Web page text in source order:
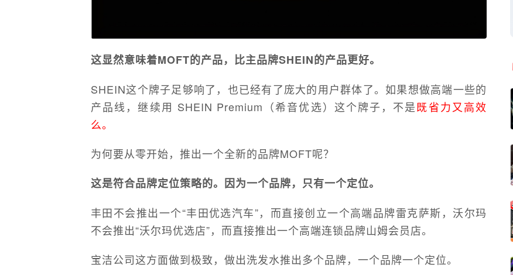
这显然意味着MOFT的产品，比主品牌SHEIN的产品更好。
SHEIN这个牌子足够响了，也已经有了庞大的用户群体了。如果想做高端一些的
产品线，继续用 SHEIN Premium（希音优选）这个牌子，不是既省力又高效
么。
为何要从零开始，推出一个全新的品牌MOFT呢？
这是符合品牌定位策略的。因为一个品牌，只有一个定位。
丰田不会推出一个“丰田优选汽车”，而直接创立一个高端品牌雷克萨斯，沃尔玛
不会推出“沃尔玛优选店”，而直接推出一个高端连锁品牌山姆会员店。
宝洁公司这方面做到极致，做出洗发水推出多个品牌，一个品牌一个定位。